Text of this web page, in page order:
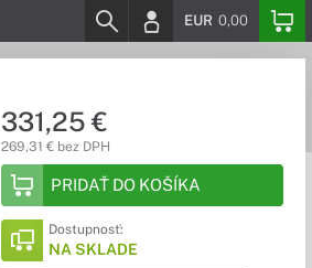
EUR 0,00
331,25 €
269,31 € bez DPH
PRIDAŤ DO KOŠÍKA
Dostupnosť:
NA SKLADE